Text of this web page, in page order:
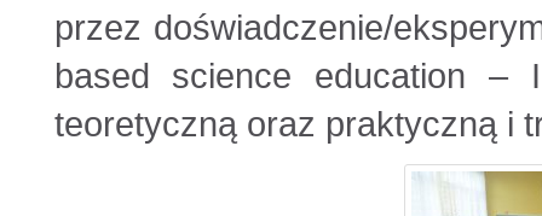
przez doświadczenie/
based science education –
teoretyczną oraz praktyczną i